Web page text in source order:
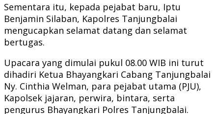
Sementara itu, kepada pejabat baru, Iptu
Benjamin Silaban, Kapolres Tanjungbalai
mengucapkan selamat datang dan selamat
bertugas.
Upacara yang dimulai pukul 08.00 WIB ini turut
dihadiri Ketua Bhayangkari Cabang Tanjungbalai
Ny. Cinthia Welman, para pejabat utama (PJU),
Kapolsek jajaran, perwira, bintara, serta
pengurus Bhayangkari Polres Tanjungbalai.